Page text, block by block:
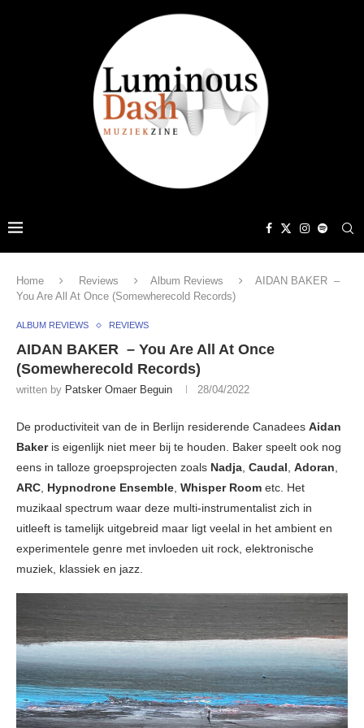
Home Reviews Album Reviews
AIDAN BAKER –
You Are All At Once (Somewherecold Records)
ALBUM REVIEWS REVIEWS
AIDAN BAKER – You Are All At Once
(Somewherecold Records)
written by Patsker Omaer Beguin 28/04/2022
De productiviteit van de in Berlijn residerende Canadees Aidan
Bakeris eigenlijk niet meer bij te houden. Baker speelt ook nog
eens in talloze groepsprojecten zoals Nadja, Caudal, Adoran,
ARC, Hypnodrone Ensemble, Whisper Room etc. Het
muzikaal spectrum waar deze multi-instrumentalist zich in
uitleeft is tamelijk uitgebreid maar ligt veelal in het ambient en
experimentele genre met invloeden uit rock, elektronische
muziek, klassiek en jazz.